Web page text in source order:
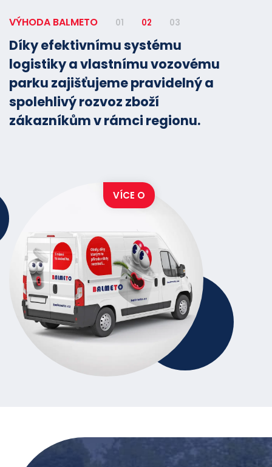
VÝHODA BALMETO 01 02 03
Díky efektivnímu systému
logistiky a vlastnímu vozovému
parku zajišťujeme pravidelný a
spolehlivý rozvoz zboží
zákazníkům v rámci regionu.
VÍCE O